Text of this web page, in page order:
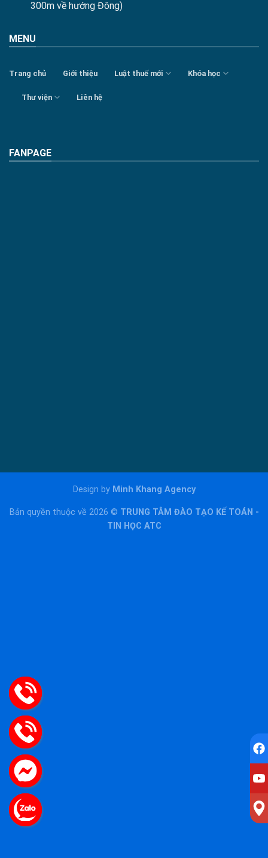
300m về hướng Đông)
MENU
Trang chủ Giới thiệu Luật thuế mới Khóa học
Thư viện Liên hệ
FANPAGE
Design by Minh Khang Agency
Bản quyền thuộc về 2026 © TRUNG TÂM ĐÀO TẠO KẾ TOÁN -
TIN HỌC ATC